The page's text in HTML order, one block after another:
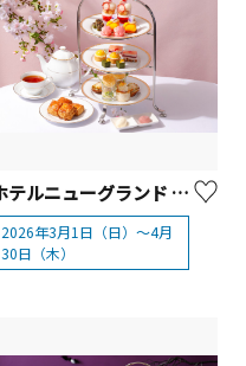
ホテルニューグランド 『春のアフタヌーンティー』【横浜市】
2026年3月1日（日）～4月
30日（木）